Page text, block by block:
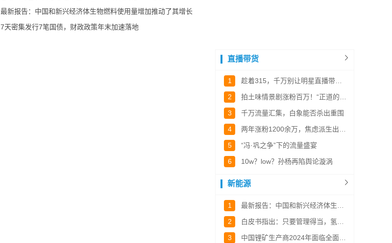
最新报告：中国和新兴经济体生物燃料使用量增加推动了其增长
7天密集发行7笔国债，财政政策年末加速落地
直播带货
1
2
3 千万流量汇集，白象能否杀出重围
4
5 “冯·巩之争”下的流量盛宴
6 10w？low？孙杨再陷舆论漩涡
新能源
1
2
3